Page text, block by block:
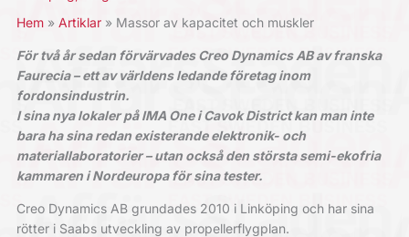
Hem
Artiklar Massor av kapacitet och muskler
För två år sedan förvärvades Creo Dynamics AB av franska
Faurecia – ett av världens ledande företag inom
fordonsindustrin.
I sina nya lokaler på IMA One i Cavok District kan man inte
bara ha sina redan existerande elektronik- och
materiallaboratorier – utan också den största semi-ekofria
kammaren i Nordeuropa för sina tester.
Creo Dynamics AB grundades 2010 i Linköping och har sina
rötter i Saabs utveckling av propellerflygplan.